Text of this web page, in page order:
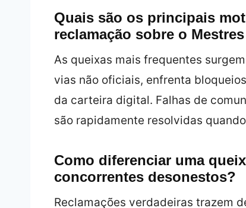
Quais são os principais
reclamação sobre o
As queixas mais frequentes
vias não oficiais, enfrenta
da carteira digital. Falhas de
são rapidamente resolvidas
Como diferenciar uma
concorrentes desonestos?
Reclamações verdadeiras trazem